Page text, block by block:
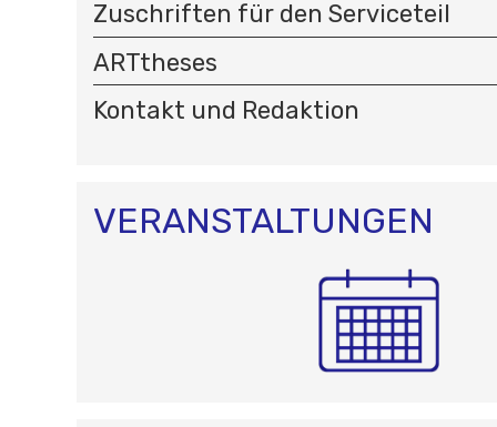
O
N
Zuschriften für den Serviceteil
ARTtheses
Kontakt und Redaktion
VERANSTALTUNGEN